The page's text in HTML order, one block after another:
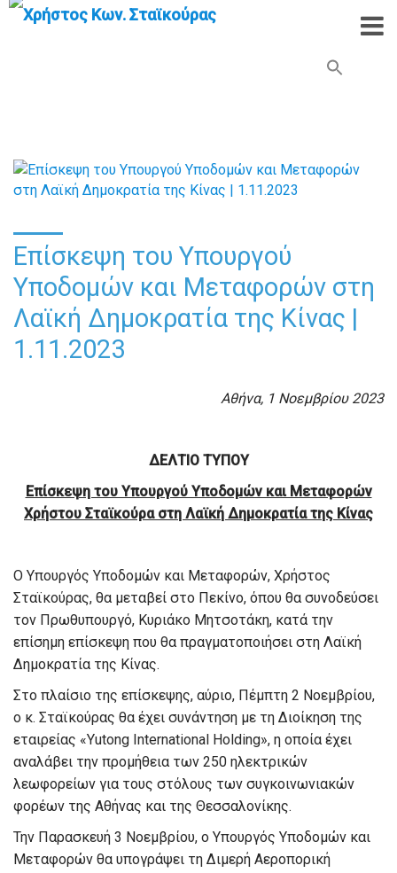
Επίσκεψη του Υπουργού
Υποδομών και Μεταφορών στη
Λαϊκή Δημοκρατία της Κίνας |
1.11.2023
Αθήνα, 1 Νοεμβρίου 2023
ΔΕΛΤΙΟ ΤΥΠΟΥ
Επίσκεψη του Υπουργού Υποδομών και Μεταφορών
Χρήστου Σταϊκούρα στη Λαϊκή Δημοκρατία της Κίνας
Ο Υπουργός Υποδομών και Μεταφορών, Χρήστος
Σταϊκούρας, θα μεταβεί στο Πεκίνο, όπου θα συνοδεύσει
τον Πρωθυπουργό, Κυριάκο Μητσοτάκη, κατά την
επίσημη επίσκεψη που θα πραγματοποιήσει στη Λαϊκή
Δημοκρατία της Κίνας.
Στο πλαίσιο της επίσκεψης, αύριο, Πέμπτη 2 Νοεμβρίου,
ο κ. Σταϊκούρας θα έχει συνάντηση με τη Διοίκηση της
εταιρείας «Yutong International Holding», η οποία έχει
αναλάβει την προμήθεια των 250 ηλεκτρικών
λεωφορείων για τους στόλους των συγκοινωνιακών
φορέων της Αθήνας και της Θεσσαλονίκης.
Την Παρασκευή 3 Νοεμβρίου, ο Υπουργός Υποδομών και
Μεταφορών θα υπογράψει τη Διμερή Αεροπορική